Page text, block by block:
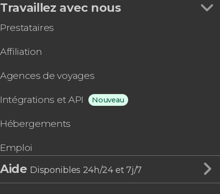
Travaillez avec nous
Prestataires
Affiliation
Agences de voyages
Intégrations et API Nouveau
Hébergements
Emploi
Aide Disponibles 24h/24 et 7j/7